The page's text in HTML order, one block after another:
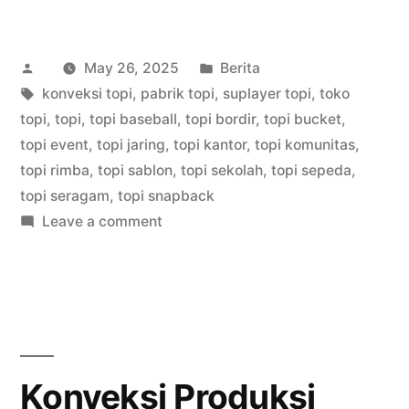
Posted
by
May 26, 2025
Posted
in
Berita
Tags:
konveksi topi, pabrik topi, suplayer topi, toko
topi, topi, topi baseball, topi bordir, topi bucket,
topi event, topi jaring, topi kantor, topi komunitas,
topi rimba, topi sablon, topi sekolah, topi sepeda,
topi seragam, topi snapback
Leave a commenton
DKI
Konveksi Produksi